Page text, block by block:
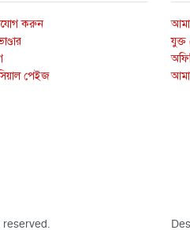
করুন
পেইজ